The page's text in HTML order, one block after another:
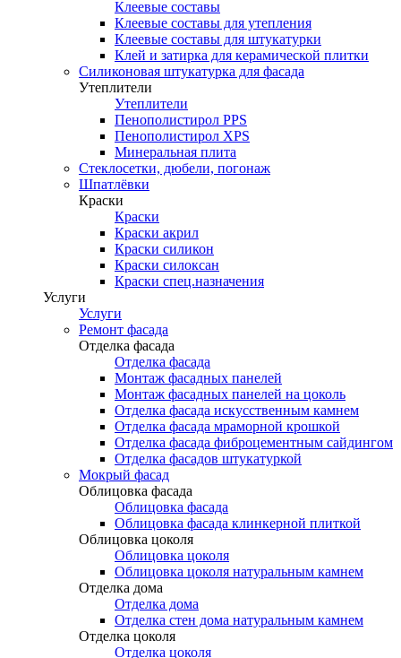
Клеевые составы
Клеевые составы для утепления
Клеевые составы для штукатурки
Клей и затирка для керамической плитки
Силиконовая штукатурка для фасада
Утеплители
Утеплители
Пенополистирол PPS
Пенополистирол XPS
Минеральная плита
Стеклосетки, дюбели, погонаж
Шпатлёвки
Краски
Краски
Краски акрил
Краски силикон
Краски силоксан
Краски спец.назначения
Услуги
Услуги
Ремонт фасада
Отделка фасада
Отделка фасада
Монтаж фасадных панелей
Монтаж фасадных панелей на цоколь
Отделка фасада искусственным камнем
Отделка фасада мраморной крошкой
Отделка фасада фиброцементным сайдингом
Отделка фасадов штукатуркой
Мокрый фасад
Облицовка фасада
Облицовка фасада
Облицовка фасада клинкерной плиткой
Облицовка цоколя
Облицовка цоколя
Облицовка цоколя натуральным камнем
Отделка дома
Отделка дома
Отделка стен дома натуральным камнем
Отделка цоколя
Отделка цоколя